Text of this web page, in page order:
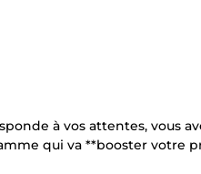
à vos attentes, vous
qui va **booster votre